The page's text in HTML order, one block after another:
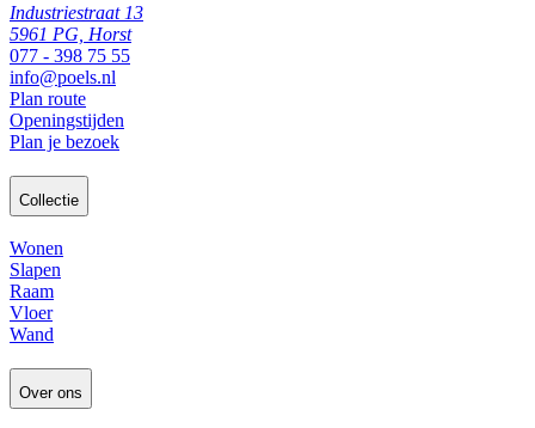
Industriestraat 13
5961 PG, Horst
077 - 398 75 55
info@poels.nl
Plan route
Openingstijden
Plan je bezoek
Collectie
Wonen
Slapen
Raam
Vloer
Wand
Over ons